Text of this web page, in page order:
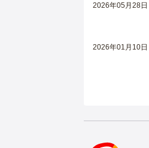
2026年05月28日
2026年01月10日